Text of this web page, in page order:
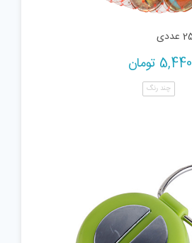
5,440 تومان
چند رنگ